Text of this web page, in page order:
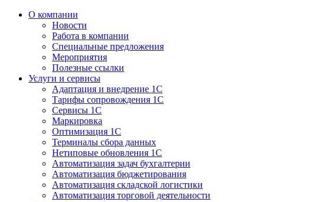
О компании
Новости
Работа в компании
Специальные предложения
Мероприятия
Полезные ссылки
Услуги и сервисы
Адаптация и внедрение 1С
Тарифы сопровождения 1С
Сервисы 1С
Маркировка
Оптимизация 1С
Терминалы сбора данных
Нетиповые обновления 1С
Автоматизация задач бухгалтерии
Автоматизация бюджетирования
Автоматизация складской логистики
Автоматизация торговой деятельности